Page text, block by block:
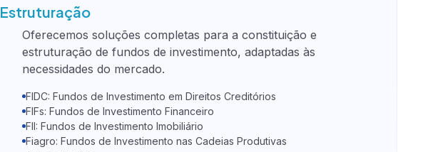
Estruturação
Oferecemos soluções completas para a constituição e
estruturação de fundos de investimento, adaptadas às
necessidades do mercado.
FIDC: Fundos de Investimento em Direitos Creditórios
FIFs: Fundos de Investimento Financeiro
FII: Fundos de Investimento Imobiliário
Fiagro: Fundos de Investimento nas Cadeias Produtivas